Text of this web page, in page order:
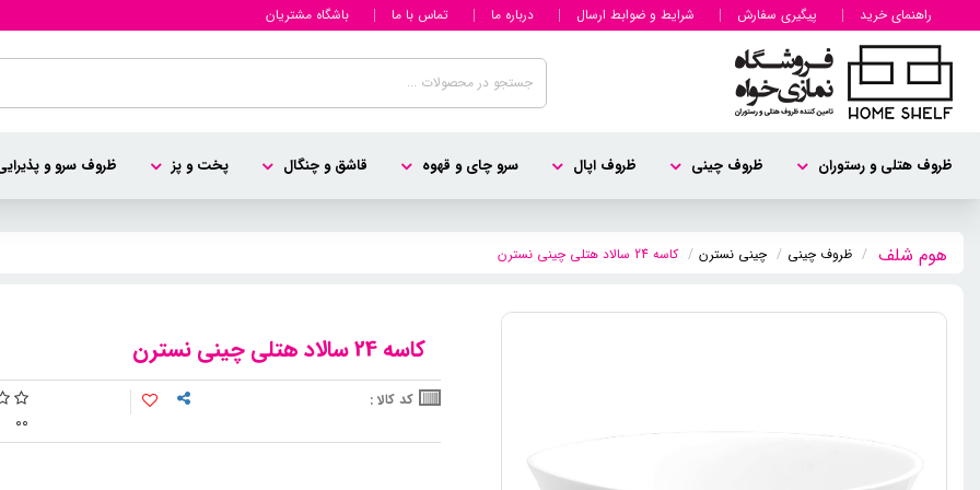
راهنمای خرید پیگیری سفارش شرایط و ضوابط ارسال درباره ما تماس با ما باشگاه مشتریان
ظروف هتلی و رستوران ظروف چینی ظروف اپال سرو چای و قهوه قاشق و چنگال پخت و پز ظروف سرو و
ظروف چینی چینی نسترن کاسه 24 سالاد هتلی چینی نسترن
کاسه 24 سالاد هتلی چینی نسترن
کد کالا :
00